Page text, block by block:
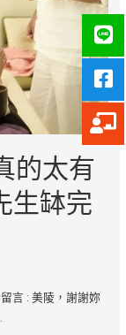
的太有
生缽完
言 : 美陵，謝謝妳